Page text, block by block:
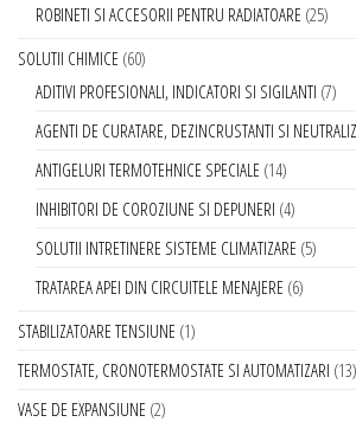
ROBINETI SI ACCESORII PENTRU RADIATOARE 25
SOLUTII CHIMICE 60
ADITIVI PROFESIONALI, INDICATORI SI SIGILANTI 7
AGENTI DE CURATARE, DEZINCRUSTANTI SI
ANTIGELURI TERMOTEHNICE SPECIALE 14
INHIBITORI DE COROZIUNE SI DEPUNERI 4
SOLUTII INTRETINERE SISTEME CLIMATIZARE 5
TRATAREA APEI DIN CIRCUITELE MENAJERE 6
STABILIZATOARE TENSIUNE 1
TERMOSTATE, CRONOTERMOSTATE SI AUTOMATIZARI 13
VASE DE EXPANSIUNE 2